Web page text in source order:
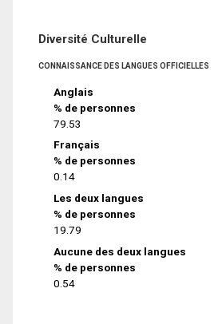
Diversité Culturelle
CONNAISSANCE DES LANGUES OFFICIELLES
Anglais
% de personnes
79.53
Français
% de personnes
0.14
Les deux langues
% de personnes
19.79
Aucune des deux langues
% de personnes
0.54